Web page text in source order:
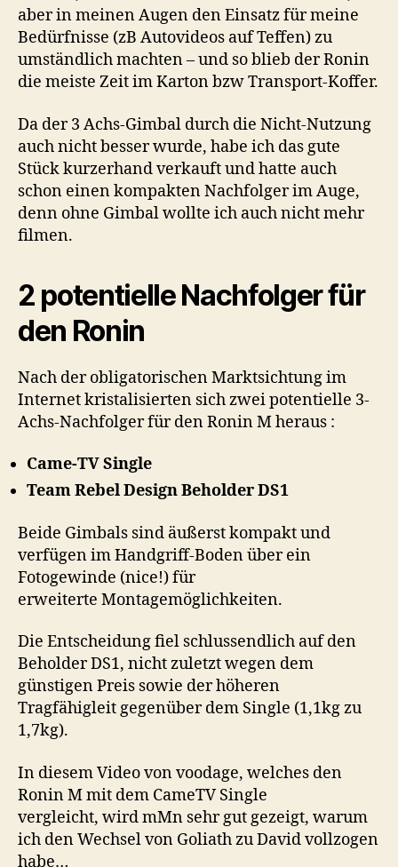
aber in meinen Augen den Einsatz für meine
Bedürfnisse (zB Autovideos auf Teffen) zu
umständlich machten – und so blieb der Ronin
die meiste Zeit im Karton bzw Transport-Koffer.
Da der 3 Achs-Gimbal durch die Nicht-Nutzung
auch nicht besser wurde, habe ich das gute
Stück kurzerhand verkauft und hatte auch
schon einen kompakten Nachfolger im Auge,
denn ohne Gimbal wollte ich auch nicht mehr
filmen.
2 potentielle Nachfolger für
den Ronin
Nach der obligatorischen Marktsichtung im
Internet kristalisierten sich zwei potentielle 3-
Achs-Nachfolger für den Ronin M heraus :
Came-TV Single
Team Rebel Design Beholder DS1
Beide Gimbals sind äußerst kompakt und
verfügen im Handgriff-Boden über ein
Fotogewinde (nice!) für
erweiterte Montagemöglichkeiten.
Die Entscheidung fiel schlussendlich auf den
Beholder DS1, nicht zuletzt wegen dem
günstigen Preis sowie der höheren
Tragfähigleit gegenüber dem Single (1,1kg zu
1,7kg).
In diesem Video von voodage, welches den
Ronin M mit dem CameTV Single
vergleicht, wird mMn sehr gut gezeigt, warum
ich den Wechsel von Goliath zu David vollzogen
habe…